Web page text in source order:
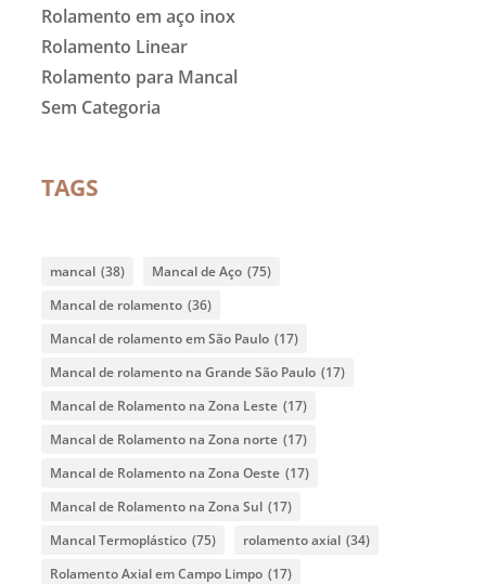
Rolamento em aço inox
Rolamento Linear
Rolamento para Mancal
Sem Categoria
TAGS
mancal (38) Mancal de Aço (75)
Mancal de rolamento (36)
Mancal de rolamento em São Paulo (17)
Mancal de rolamento na Grande São Paulo (17)
Mancal de Rolamento na Zona Leste (17)
Mancal de Rolamento na Zona norte (17)
Mancal de Rolamento na Zona Oeste (17)
Mancal de Rolamento na Zona Sul (17)
Mancal Termoplástico (75) rolamento axial (34)
Rolamento Axial em Campo Limpo (17)